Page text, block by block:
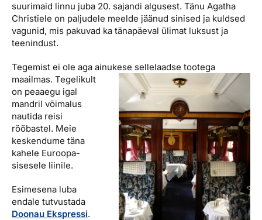
suurimaid linnu juba 20. sajandi algusest. Tänu Agatha
Christiele on paljudele meelde jäänud sinised ja kuldsed
vagunid, mis pakuvad ka tänapäeval ülimat luksust ja
teenindust.
Tegemist ei ole aga ainukese sellelaadse tootega
maailmas. Tegelikult
on peaaegu igal
mandril võimalus
nautida reisi
rööbastel. Meie
keskendume täna
kahele Euroopa-
sisesele liinile.
Esimesena luba
endale tutvustada
Doonau Ekspressi.